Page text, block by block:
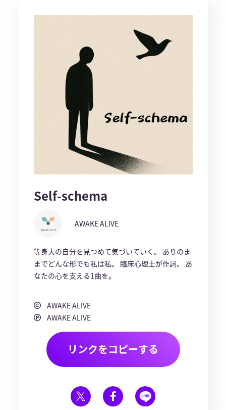
Self-schema
AWAKE ALIVE
等身大の自分を見つめて気づいていく。 ありのま
までどんな形でも私は私。 臨床心理士が作詞。 あ
なたの心を支える1曲を。
AWAKE ALIVE
AWAKE ALIVE
リンクをコピーする